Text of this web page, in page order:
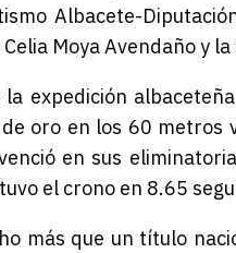
Albacete-
Celia Moya Avendañoy la
la expedición
oro en los 60 metros
en sus
el crono en 8.65
más que un título